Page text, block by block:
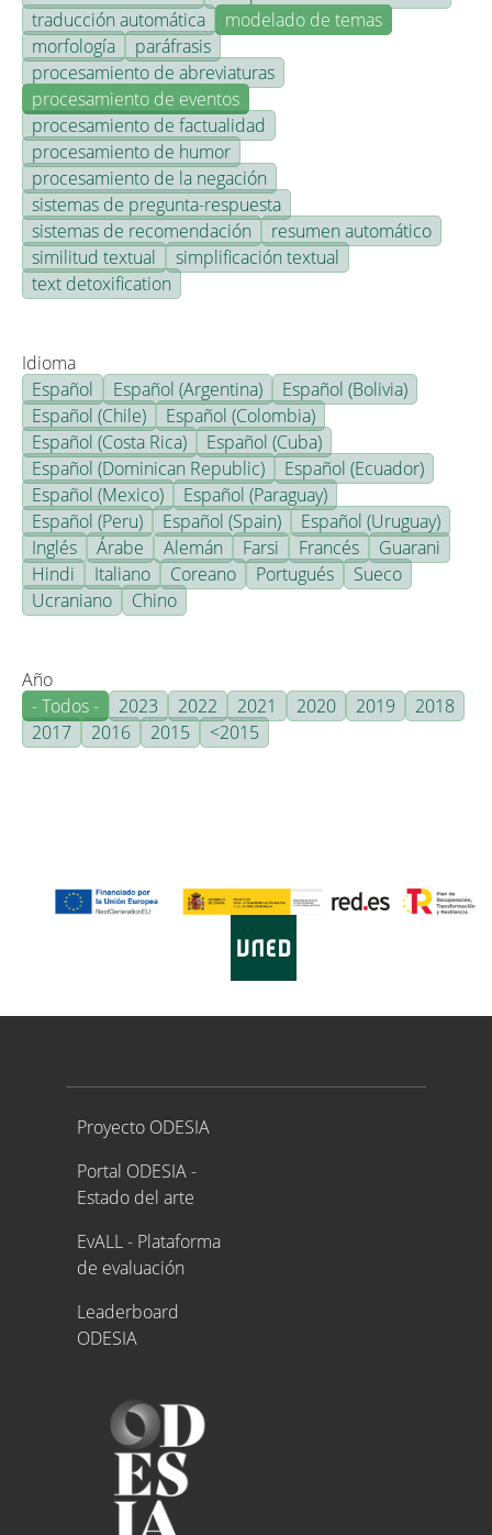
traducción automática
modelado de temas
morfología
paráfrasis
procesamiento de abreviaturas
procesamiento de eventos
procesamiento de factualidad
procesamiento de humor
procesamiento de la negación
sistemas de pregunta-respuesta
sistemas de recomendación
resumen automático
similitud textual
simplificación textual
text detoxification
Idioma
Español
Español (Argentina)
Español (Bolivia)
Español (Chile)
Español (Colombia)
Español (Costa Rica)
Español (Cuba)
Español (Dominican Republic)
Español (Ecuador)
Español (Mexico)
Español (Paraguay)
Español (Peru)
Español (Spain)
Español (Uruguay)
Inglés
Árabe Alemán Farsi Francés
Guarani
Hindi
Italiano Coreano Portugués
Sueco
Ucraniano
Chino
Año
- Todos -
2023 2022 2021 2020 2019
2018
2017
2016 2015 <2015
Proyecto ODESIA
Proyecto ODESIA
Portal ODESIA -
Estado del arte
EvALL - Plataforma
de evaluación
Leaderboard
ODESIA